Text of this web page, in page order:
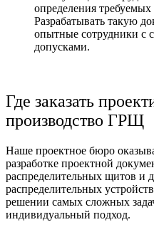
определения требуемых
Разрабатывать такую
опытные сотрудники с
допусками.
Где заказать
производство ГРЩ
Наше проектное бюро
разработке проектной
распределительных щитов и
распределительных
решении самых сложных
индивидуальный подход.